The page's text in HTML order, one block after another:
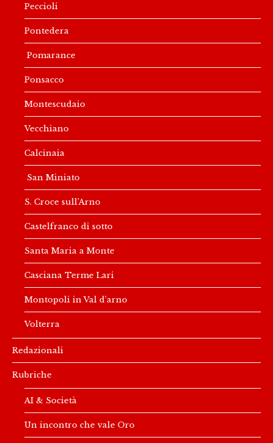
Peccioli
Pontedera
Pomarance
Ponsacco
Montescudaio
Vecchiano
Calcinaia
San Miniato
S. Croce sull’Arno
Castelfranco di sotto
Santa Maria a Monte
Casciana Terme Lari
Montopoli in Val d’arno
Volterra
Redazionali
Rubriche
AI & Società
Un incontro che vale Oro